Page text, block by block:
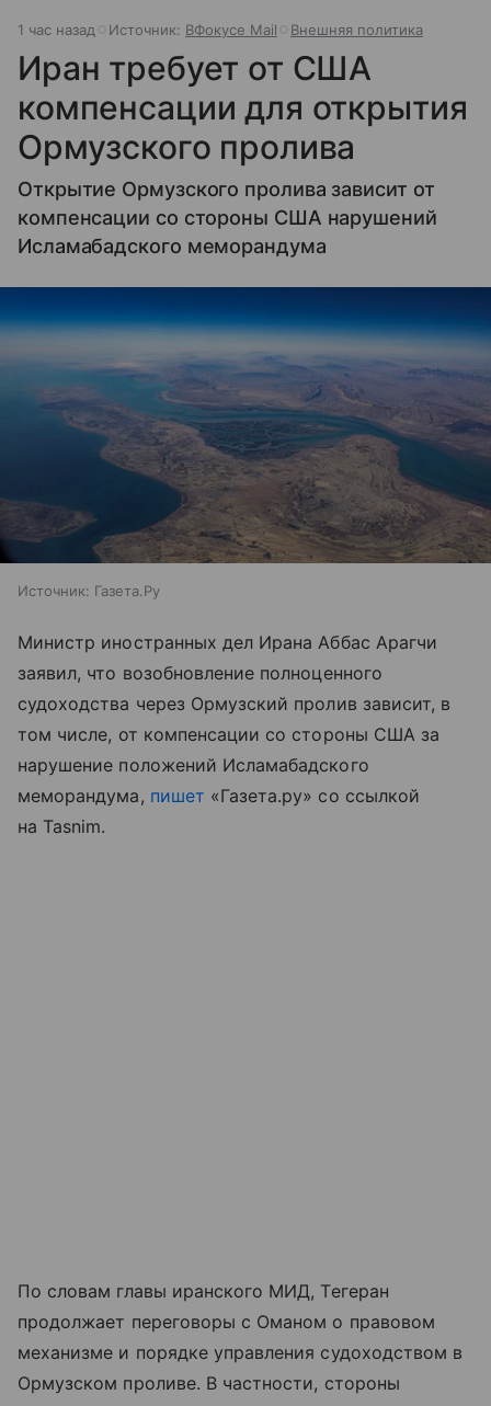
1 час назад Источник: ВФокусе Mail Внешняя политика
Иран требует от США
компенсации для открытия
Ормузского пролива
Открытие Ормузского пролива зависит от
компенсации со стороны США нарушений
Исламабадского меморандума
Источник: Газета.Ру
Министр иностранных дел Ирана Аббас Арагчи
заявил, что возобновление полноценного
судоходства через Ормузский пролив зависит, в
том числе, от компенсации со стороны США за
нарушение положений Исламабадского
меморандума, пишет «Газета.ру» со ссылкой
на Tasnim.
По словам главы иранского МИД, Тегеран
продолжает переговоры с Оманом о правовом
механизме и порядке управления судоходством в
Ормузском проливе. В частности, стороны